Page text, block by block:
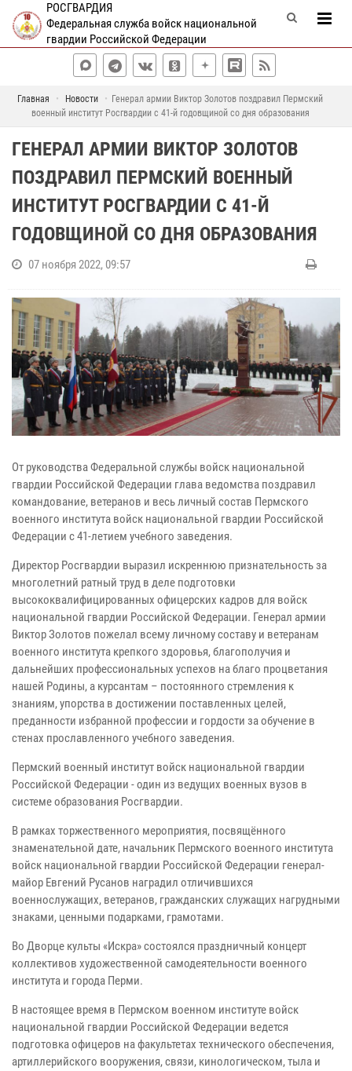
РОСГВАРДИЯ
Федеральная служба войск национальной
гвардии Российской Федерации
Главная Новости
Генерал армии Виктор Золотов поздравил Пермский
военный институт Росгвардии с 41-й годовщиной со дня образования
ГЕНЕРАЛ АРМИИ ВИКТОР ЗОЛОТОВ
ПОЗДРАВИЛ ПЕРМСКИЙ ВОЕННЫЙ
ИНСТИТУТ РОСГВАРДИИ С 41-Й
ГОДОВЩИНОЙ СО ДНЯ ОБРАЗОВАНИЯ
07 ноября 2022, 09:57
От руководства Федеральной службы войск национальной
гвардии Российской Федерации глава ведомства поздравил
командование, ветеранов и весь личный состав Пермского
военного института войск национальной гвардии Российской
Федерации с 41-летием учебного заведения.
Директор Росгвардии выразил искреннюю признательность за
многолетний ратный труд в деле подготовки
высококвалифицированных офицерских кадров для войск
национальной гвардии Российской Федерации. Генерал армии
Виктор Золотов пожелал всему личному составу и ветеранам
военного института крепкого здоровья, благополучия и
дальнейших профессиональных успехов на благо процветания
нашей Родины, а курсантам – постоянного стремления к
знаниям, упорства в достижении поставленных целей,
преданности избранной профессии и гордости за обучение в
стенах прославленного учебного заведения.
Пермский военный институт войск национальной гвардии
Российской Федерации - один из ведущих военных вузов в
системе образования Росгвардии.
В рамках торжественного мероприятия, посвящённого
знаменательной дате, начальник Пермского военного института
войск национальной гвардии Российской Федерации генерал-
майор Евгений Русанов наградил отличившихся
военнослужащих, ветеранов, гражданских служащих нагрудными
знаками, ценными подарками, грамотами.
Во Дворце культы «Искра» состоялся праздничный концерт
коллективов художественной самодеятельности военного
института и города Перми.
В настоящее время в Пермском военном институте войск
национальной гвардии Российской Федерации ведется
подготовка офицеров на факультетах технического обеспечения,
артиллерийского вооружения, связи, кинологическом, тыла и